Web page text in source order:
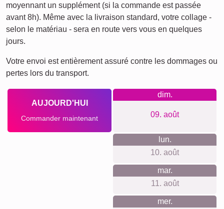
moyennant un supplément (si la commande est passée
avant 8h). Même avec la livraison standard, votre collage -
selon le matériau - sera en route vers vous en quelques
jours.
Votre envoi est entièrement assuré contre les dommages ou
pertes lors du transport.
AUJOURD'HUI
Commander maintenant
dim.
09. août
lun.
10. août
mar.
11. août
mer.